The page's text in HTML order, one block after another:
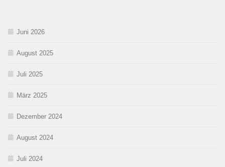
Juni 2026
August 2025
Juli 2025
März 2025
Dezember 2024
August 2024
Juli 2024